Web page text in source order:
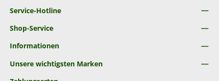
Service-Hotline
Shop-Service
Informationen
Unsere wichtigsten Marken